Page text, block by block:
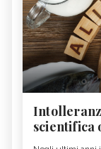
scientifica